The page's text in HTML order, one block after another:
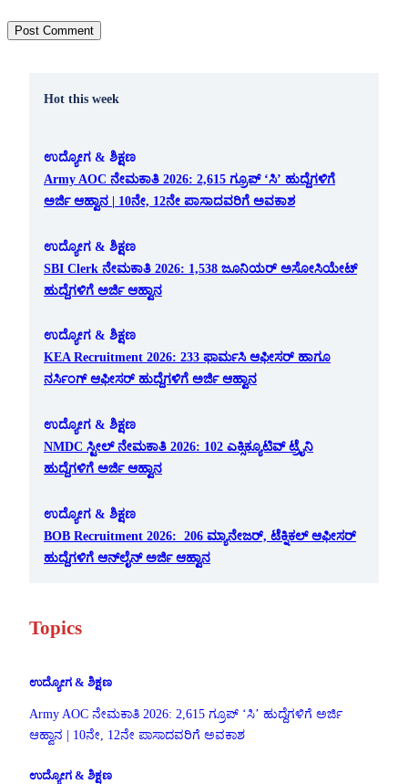
Hot this week
ಉದ್ಯೋಗ & ಶಿಕ್ಷಣ
Army AOC ನೇಮಕಾತಿ 2026: 2,615 ಗ್ರೂಪ್ ‘ಸಿ’ ಹುದ್ದೆಗಳಿಗೆ
ಅರ್ಜಿ ಆಹ್ವಾನ | 10ನೇ, 12ನೇ ಪಾಸಾದವರಿಗೆ ಅವಕಾಶ
ಉದ್ಯೋಗ & ಶಿಕ್ಷಣ
SBI Clerk ನೇಮಕಾತಿ 2026: 1,538 ಜೂನಿಯರ್ ಅಸೋಸಿಯೇಟ್
ಹುದ್ದೆಗಳಿಗೆ ಅರ್ಜಿ ಆಹ್ವಾನ
ಉದ್ಯೋಗ & ಶಿಕ್ಷಣ
KEA Recruitment 2026: 233 ಫಾರ್ಮಸಿ ಆಫೀಸರ್ ಹಾಗೂ
ನರ್ಸಿಂಗ್ ಆಫೀಸರ್ ಹುದ್ದೆಗಳಿಗೆ ಅರ್ಜಿ ಆಹ್ವಾನ
ಉದ್ಯೋಗ & ಶಿಕ್ಷಣ
NMDC ಸ್ಟೀಲ್ ನೇಮಕಾತಿ 2026: 102 ಎಕ್ಸಿಕ್ಯೂಟಿವ್ ಟ್ರೈನಿ
ಹುದ್ದೆಗಳಿಗೆ ಅರ್ಜಿ ಆಹ್ವಾನ
ಉದ್ಯೋಗ & ಶಿಕ್ಷಣ
BOB Recruitment 2026: 206 ಮ್ಯಾನೇಜರ್, ಟೆಕ್ನಿಕಲ್ ಆಫೀಸರ್
ಹುದ್ದೆಗಳಿಗೆ ಆನ್‌ಲೈನ್ ಅರ್ಜಿ ಆಹ್ವಾನ
Topics
ಉದ್ಯೋಗ & ಶಿಕ್ಷಣ
Army AOC ನೇಮಕಾತಿ 2026: 2,615 ಗ್ರೂಪ್ ‘ಸಿ’ ಹುದ್ದೆಗಳಿಗೆ ಅರ್ಜಿ
ಆಹ್ವಾನ | 10ನೇ, 12ನೇ ಪಾಸಾದವರಿಗೆ ಅವಕಾಶ
ಉದ್ಯೋಗ & ಶಿಕ್ಷಣ